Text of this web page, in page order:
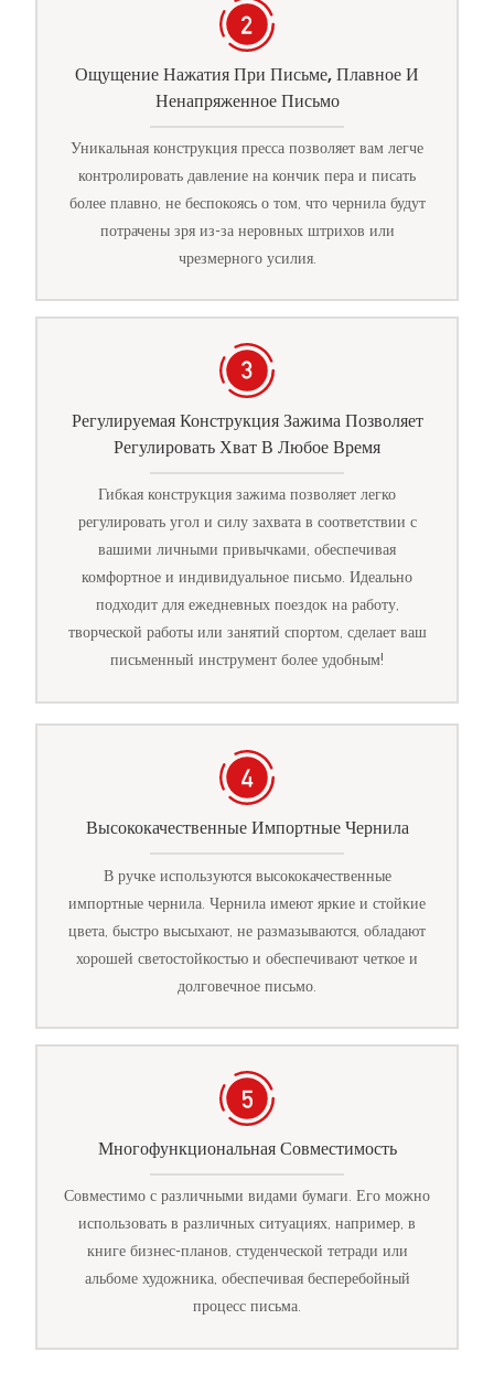
Ощущение Нажатия При Письме, Плавное И
Ненапряженное Письмо
Уникальная конструкция пресса позволяет вам легче
контролировать давление на кончик пера и писать
более плавно, не беспокоясь о том, что чернила будут
потрачены зря из-за неровных штрихов или
чрезмерного усилия.
Регулируемая Конструкция Зажима Позволяет
Регулировать Хват В Любое Время
Гибкая конструкция зажима позволяет легко
регулировать угол и силу захвата в соответствии с
вашими личными привычками, обеспечивая
комфортное и индивидуальное письмо. Идеально
подходит для ежедневных поездок на работу,
творческой работы или занятий спортом, сделает ваш
письменный инструмент более удобным!
Высококачественные Импортные Чернила
В ручке используются высококачественные
импортные чернила. Чернила имеют яркие и стойкие
цвета, быстро высыхают, не размазываются, обладают
хорошей светостойкостью и обеспечивают четкое и
долговечное письмо.
Многофункциональная Совместимость
Совместимо с различными видами бумаги. Его можно
использовать в различных ситуациях, например, в
книге бизнес-планов, студенческой тетради или
альбоме художника, обеспечивая бесперебойный
процесс письма.